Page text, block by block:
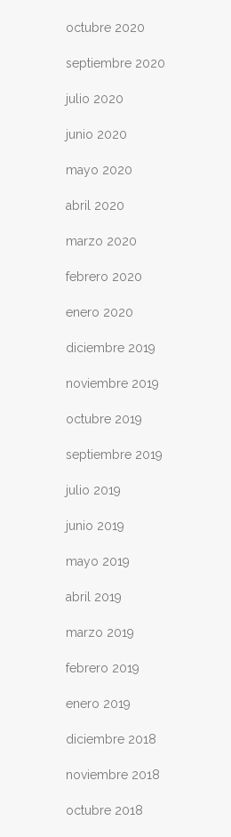
octubre 2020
septiembre 2020
julio 2020
junio 2020
mayo 2020
abril 2020
marzo 2020
febrero 2020
enero 2020
diciembre 2019
noviembre 2019
octubre 2019
septiembre 2019
julio 2019
junio 2019
mayo 2019
abril 2019
marzo 2019
febrero 2019
enero 2019
diciembre 2018
noviembre 2018
octubre 2018